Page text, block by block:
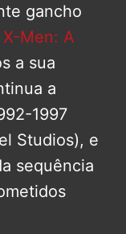
gancho
X-Men: A
a sua
a
1997
Studios), e
sequência